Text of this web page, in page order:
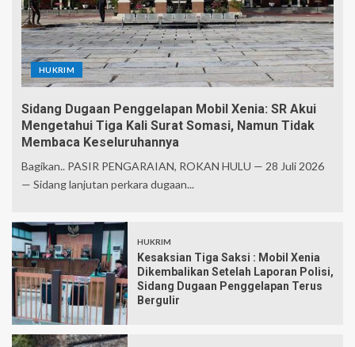
HUKRIM
Sidang Dugaan Penggelapan Mobil Xenia: SR Akui
Mengetahui Tiga Kali Surat Somasi, Namun Tidak
Membaca Keseluruhannya
Bagikan.. PASIR PENGARAIAN, ROKAN HULU — 28 Juli 2026
— Sidang lanjutan perkara dugaan...
HUKRIM
Kesaksian Tiga Saksi : Mobil Xenia
Dikembalikan Setelah Laporan Polisi,
Sidang Dugaan Penggelapan Terus
Bergulir